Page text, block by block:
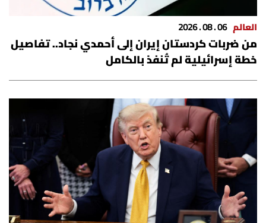
العالم 06 . 08 . 2026
من ضربات كردستان إيران إلى أحمدي نجاد.. تفاصيل
خطة إسرائيلية لم تُنفذ بالكامل